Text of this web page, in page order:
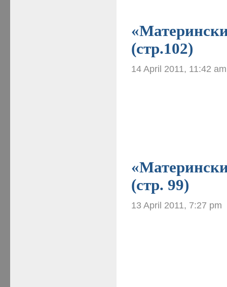
(стр.102)
14 April 2011, 11:42 am
(стр. 99)
13 April 2011, 7:27 pm